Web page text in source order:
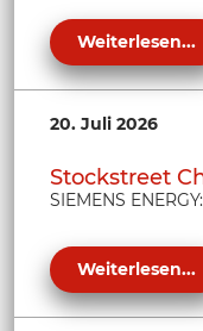
Weiterlesen...
20. Juli 2026
Stockstreet
SIEMENS
Weiterlesen...